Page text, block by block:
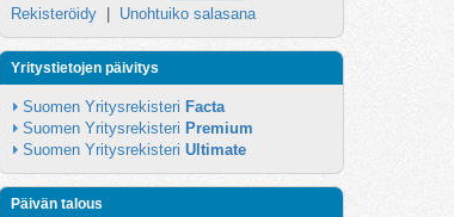
Rekisteröidy Unohtuiko salasana
Yritystietojen päivitys
Suomen Yritysrekisteri Facta
Suomen Yritysrekisteri Premium
Suomen Yritysrekisteri Ultimate
Päivän talous